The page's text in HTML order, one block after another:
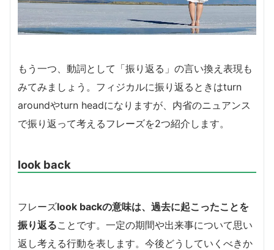
もう一つ、動詞として「振り返る」の言い換え表現も
みてみましょう。フィジカルに振り返るときはturn
aroundやturn headになりますが、内省のニュアンス
で振り返って考えるフレーズを2つ紹介します。
look back
フレーズlook backの意味は、過去に起こったことを
振り返ることです。一定の期間や出来事について思い
返し考える行動を表します。今後どうしていくべきか